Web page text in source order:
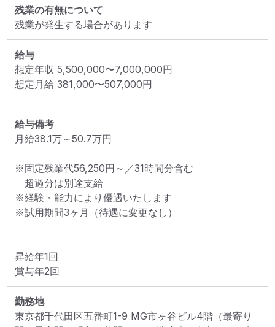
残業の有無について
残業が発生する場合があります
給与
想定年収 5,500,000〜7,000,000円
想定月給 381,000〜507,000円
給与備考
月給38.1万～50.7万円
※固定残業代56,250円～／31時間分含む
超過分は別途支給
※経験・能力により優遇いたします
※試用期間3ヶ月（待遇に変更なし）
昇給年1回
賞与年2回
勤務地
東京都千代田区五番町1-9 MG市ヶ谷ビル4階 （最寄り